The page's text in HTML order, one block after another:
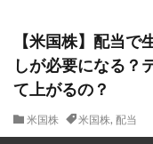
【米国株】配当で
しが必要になる？
て上がるの？
米国株 米国株, 配当